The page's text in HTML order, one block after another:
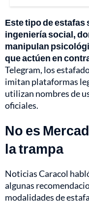
Este tipo de estafas
ingeniería social,
manipulan
que actúen en
Telegram, los
imitan plataformas
utilizan nombres de
oficiales.
No es
la trampa
Noticias Caracol
algunas
modalidades de